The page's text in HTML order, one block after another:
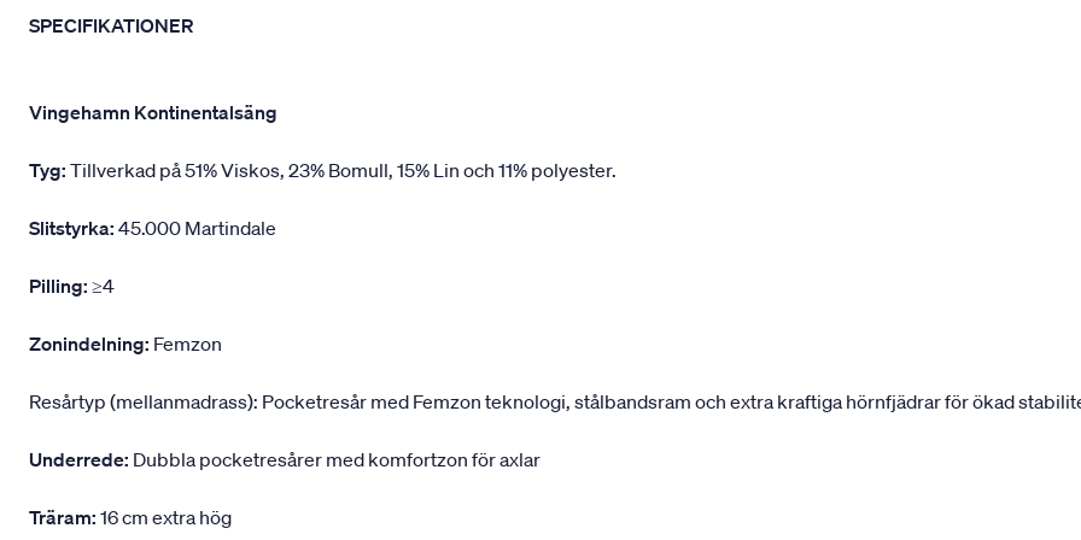
SPECIFIKATIONER
Vingehamn Kontinentalsäng
Tyg: Tillverkad på 51% Viskos, 23% Bomull, 15% Lin och 11% polyester.
Slitstyrka: 45.000 Martindale
Pilling: ≥4
Zonindelning: Femzon
Resårtyp (mellanmadrass): Pocketresår med Femzon teknologi, stålbandsram och extra kraftiga hörnfjädrar för ökad
Underrede: Dubbla pocketresårer med komfortzon för axlar
Träram: 16 cm extra hög